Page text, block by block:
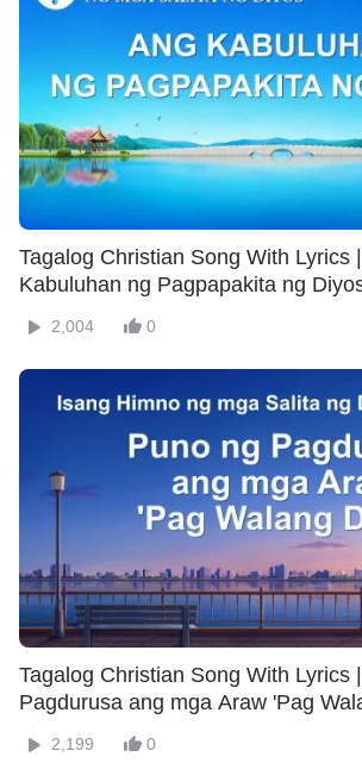
Tagalog Christian Song With Lyrics
Kabuluhan ng Pagpapakita ng
2,004 0
Tagalog Christian Song With Lyrics
Pagdurusa ang mga Araw 'Pag
2,199 0